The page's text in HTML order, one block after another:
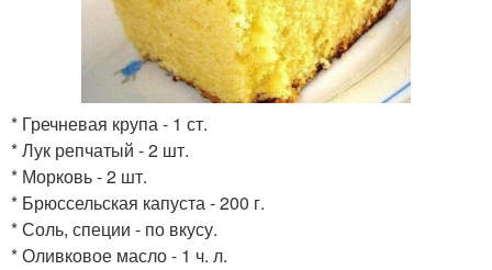
* Гречневая крупа - 1 ст.
* Лук репчатый - 2 шт.
* Морковь - 2 шт.
* Брюссельская капуста - 200 г.
* Соль, специи - по вкусу.
* Оливковое масло - 1 ч. л.